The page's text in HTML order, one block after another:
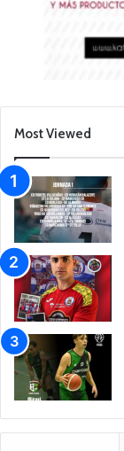
Most Viewed